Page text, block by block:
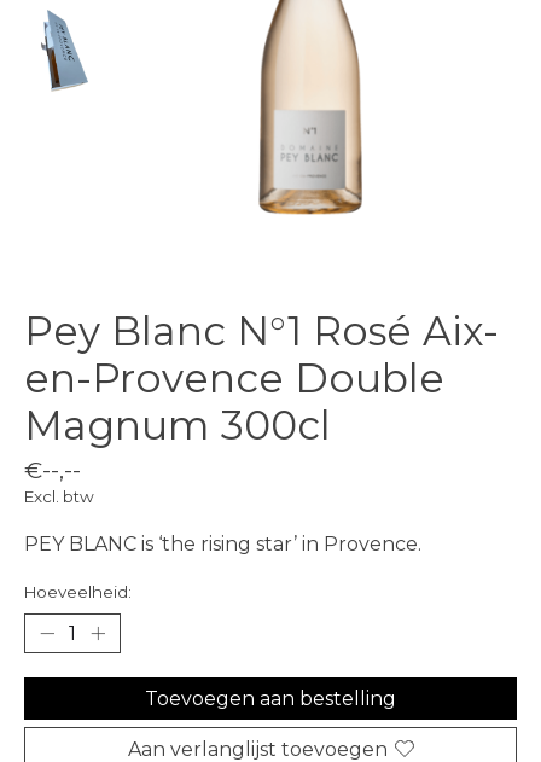
Pey Blanc N°1 Rosé Aix-
en-Provence Double
Magnum 300cl
€--,--
Excl. btw
PEY BLANC is ‘the rising star’ in Provence.
Hoeveelheid:
Toevoegen aan bestelling
Aan verlanglijst toevoegen